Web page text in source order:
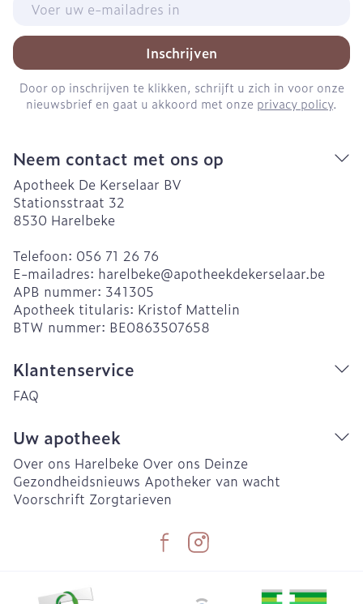
Inschrijven
Door op inschrijven te klikken, schrijft u zich in voor onze
nieuwsbrief en gaat u akkoord met onze privacy policy.
Neem contact met ons op
Apotheek De Kerselaar BV
Stationsstraat 32
8530 Harelbeke
Telefoon: 056 71 26 76
E-mailadres: harelbeke@apotheekdekerselaar.be
APB nummer: 341305
Apotheek titularis: Kristof Mattelin
BTW nummer: BE0863507658
Klantenservice
FAQ
Uw apotheek
Over ons Harelbeke Over ons Deinze
Gezondheidsnieuws Apotheker van wacht
Voorschrift Zorgtarieven